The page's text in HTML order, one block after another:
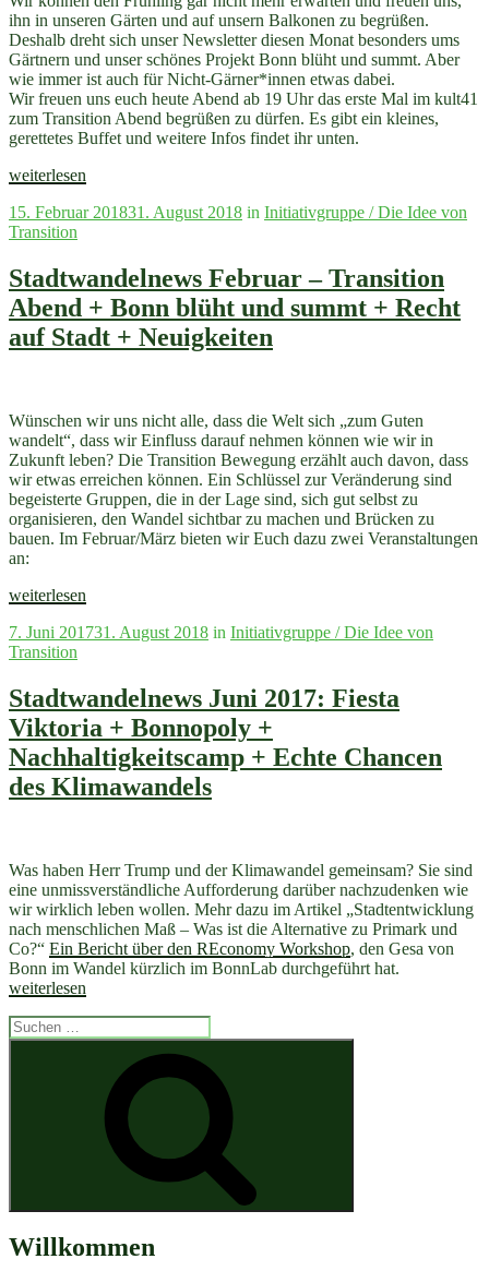
ihn in unseren Gärten und auf unsern Balkonen zu begrüßen.
Deshalb dreht sich unser Newsletter diesen Monat besonders ums
Gärtnern und unser schönes Projekt Bonn blüht und summt. Aber
wie immer ist auch für Nicht-Gärner*innen etwas dabei.
Wir freuen uns euch heute Abend ab 19 Uhr das erste Mal im kult41
zum Transition Abend begrüßen zu dürfen. Es gibt ein kleines,
gerettetes Buffet und weitere Infos findet ihr unten.
„Stadtwandelnews
HEUTE
Transition
im
kult41
+
weitere
Termine“
weiterlesen
Veröffentlicht
am
15. Februar 201831. August 2018 in Initiativgruppe / Die Idee von
Transition
Stadtwandelnews Februar – Transition
Abend + Bonn blüht und summt + Recht
auf Stadt + Neuigkeiten
Wünschen wir uns nicht alle, dass die Welt sich „zum Guten
wandelt“, dass wir Einfluss darauf nehmen können wie wir in
Zukunft leben? Die Transition Bewegung erzählt auch davon, dass
wir etwas erreichen können. Ein Schlüssel zur Veränderung sind
begeisterte Gruppen, die in der Lage sind, sich gut selbst zu
organisieren, den Wandel sichtbar zu machen und Brücken zu
bauen. Im Februar/März bieten wir Euch dazu zwei Veranstaltungen
an:
„Stadtwandelnews
–
Transition
+
Bonn
blüht
und
summt
+
+
Neuigkeiten“
weiterlesen
Veröffentlicht
am
7. Juni 201731. August 2018 in Initiativgruppe / Die Idee von
Transition
Stadtwandelnews Juni 2017: Fiesta
Viktoria + Bonnopoly +
Nachhaltigkeitscamp + Echte Chancen
des Klimawandels
Was haben Herr Trump und der Klimawandel gemeinsam? Sie sind
eine unmissverständliche Aufforderung darüber nachzudenken wie
wir wirklich leben wollen. Mehr dazu im Artikel „Stadtentwicklung
nach menschlichen Maß – Was ist die Alternative zu Primark und
Co?“ Ein Bericht über den REconomy Workshop, den Gesa von
Bonn im Wandel kürzlich im BonnLab durchgeführt hat.
weiterlesen
Suchen
nach:
Willkommen